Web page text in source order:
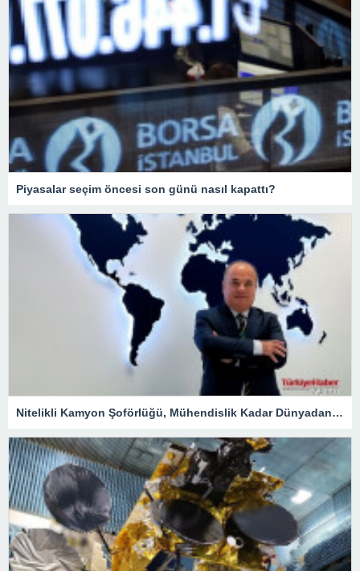
Piyasalar seçim öncesi son günü nasıl kapattı?
Nitelikli Kamyon Şoförlüğü, Mühendislik Kadar Dünyadan Yoğun Talep Alacak – Ekonomi